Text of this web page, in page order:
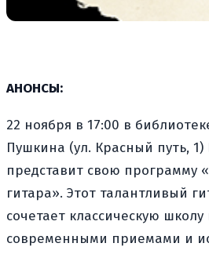
АНОНСЫ:
22 ноября в 17:00 в
Пушкина (ул. Красный путь, 1)
представит свою программу
гитара». Этот талантливый
сочетает классическую
современными приемами и